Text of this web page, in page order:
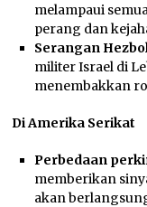
melampaui
perang dan
Serangan
militer Israel di
menembakkan
Di Amerika Serikat
Perbedaan
memberikan
akan